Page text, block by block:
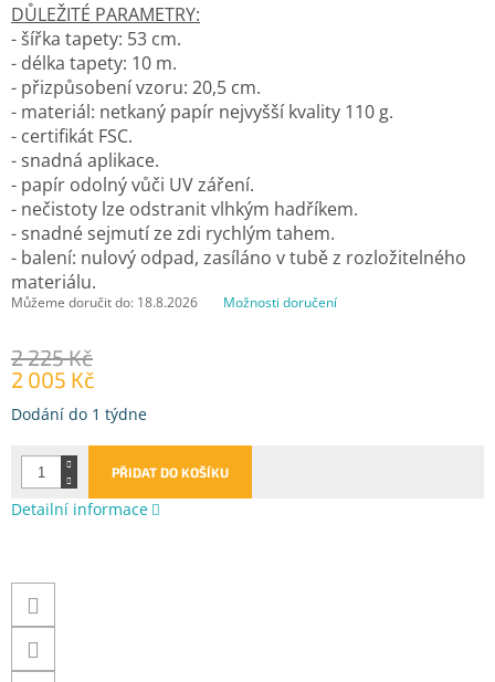
2 225 Kč
2 005 Kč
Měrná
Dodání do 1 týdne
Můžeme doručit do: 18.8.2026 Možnosti doručení
PŘIDAT DO KOŠÍKU
DŮLEŽITÉ PARAMETRY:
- šířka tapety: 53 cm.
- délka tapety: 10 m.
- přizpůsobení vzoru: 20,5 cm.
- materiál: netkaný papír nejvyšší kvality 110 g.
- certifikát FSC.
- snadná aplikace.
- papír odolný vůči UV záření.
- nečistoty lze odstranit vlhkým hadříkem.
- snadné sejmutí ze zdi rychlým tahem.
- balení: nulový odpad, zasíláno v tubě z rozložitelného
materiálu.
Detailní informace